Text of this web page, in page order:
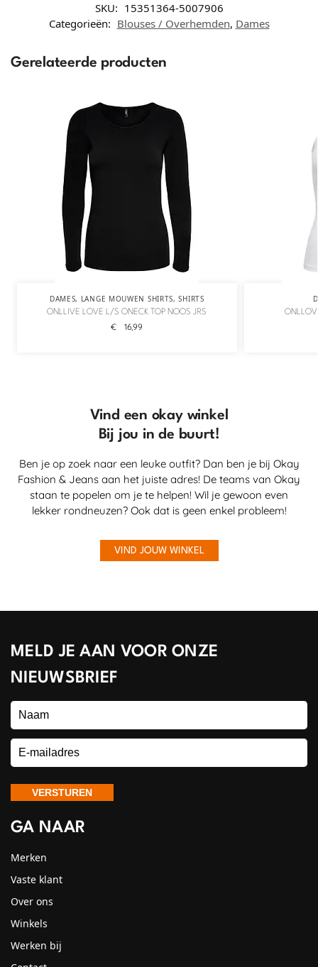
SKU: 15351364-5007906
Categorieën: Blouses / Overhemden, Dames
Gerelateerde producten
DAMES, LANGE MOUWEN SHIRTS,SHIRTS
ONLLIVE LOVE L/S ONECK TOP NOOS JRS
€ 16,99
Vind een okay winkel
Bij jou in de buurt!
Ben je op zoek naar een leuke outfit? Dan ben je bij Okay
Fashion & Jeans aan het juiste adres! De teams van Okay
staan te popelen om je te helpen! Wil je gewoon even
lekker rondneuzen? Ook dat is geen enkel probleem!
VIND JOUW WINKEL
MELD JE AAN VOOR ONZE
NIEUWSBRIEF
GA NAAR
Merken
Vaste klant
Over ons
Winkels
Werken bij